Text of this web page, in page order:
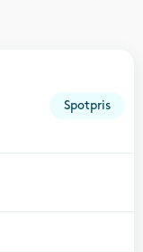
Spotpris